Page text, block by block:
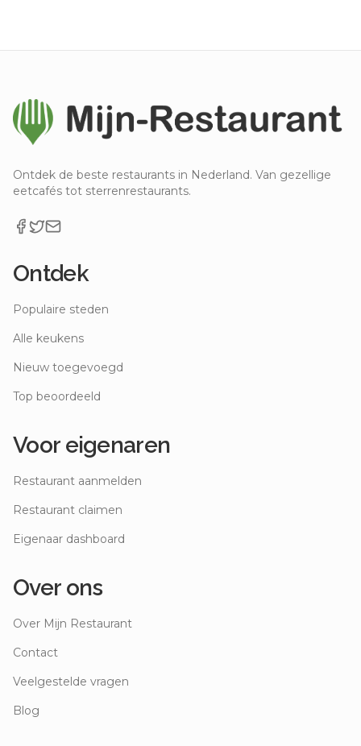
Ontdek de beste restaurants in Nederland. Van gezellige
eetcafés tot sterrenrestaurants.
Ontdek
Populaire steden
Alle keukens
Nieuw toegevoegd
Top beoordeeld
Voor eigenaren
Restaurant aanmelden
Restaurant claimen
Eigenaar dashboard
Over ons
Over Mijn Restaurant
Contact
Veelgestelde vragen
Blog